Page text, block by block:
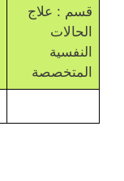
قسم : علاج
الحالات
النفسية
المتخصصة